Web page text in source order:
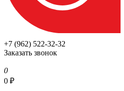
+7 (962) 522-32-32
Заказать звонок
0
0 ₽